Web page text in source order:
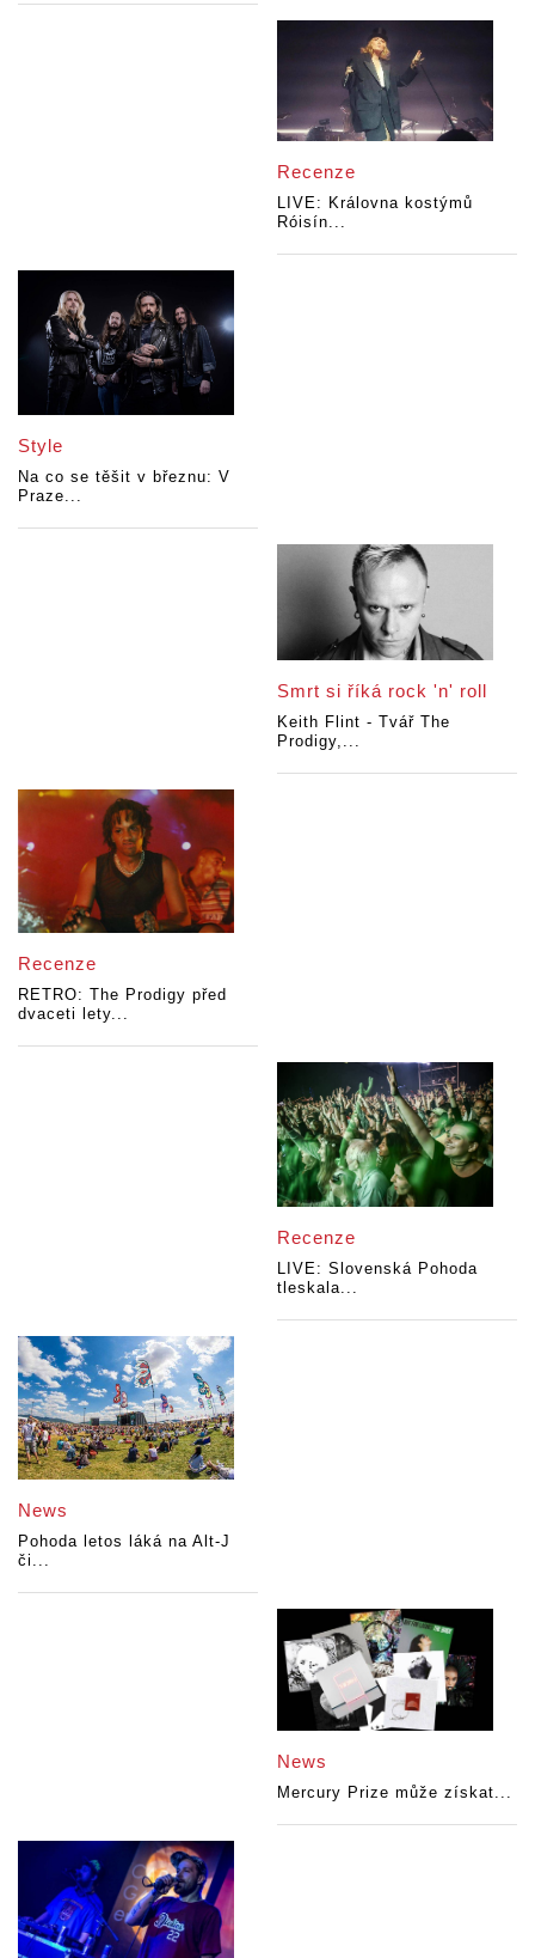
Recenze
LIVE: Královna kostýmů
Róisín...
Style
Na co se těšit v březnu: V
Praze...
Smrt si říká rock 'n' roll
Keith Flint - Tvář The
Prodigy,...
Recenze
RETRO: The Prodigy před
dvaceti lety...
Recenze
LIVE: Slovenská Pohoda
tleskala...
News
Pohoda letos láká na Alt-J
či...
News
Mercury Prize může získat...